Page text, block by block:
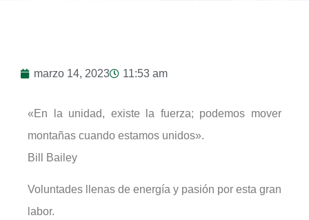
marzo 14, 2023 11:53 am
«En la unidad, existe la fuerza; podemos mover
montañas cuando estamos unidos».
Bill Bailey
Voluntades llenas de energía y pasión por esta gran
labor.